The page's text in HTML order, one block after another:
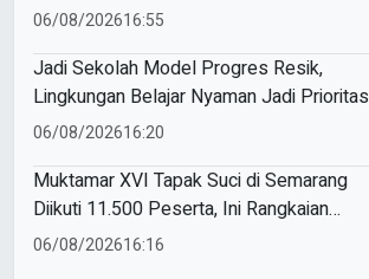
06/08/202616:55
Jadi Sekolah Model Progres Resik,
Lingkungan Belajar Nyaman Jadi Prioritas
Smamio Gresik
06/08/202616:20
Muktamar XVI Tapak Suci di Semarang
Diikuti 11.500 Peserta, Ini Rangkaian
Agendanya
06/08/202616:16